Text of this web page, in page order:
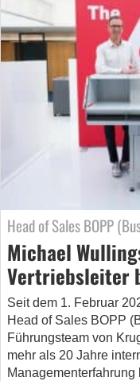
Head of Sales BOPP
Michael
Vertriebsleiter
Seit dem 1. Februar
Head of Sales BOPP
Führungsteam von
mehr als 20 Jahre